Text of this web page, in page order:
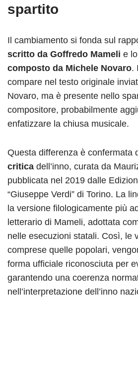
spartito
Il cambiamento si fonda sul
scritto da Goffredo Mameli e lo
composto da Michele Novaro.
compare nel testo originale
Novaro, ma è presente nello
compositore, probabilmente
enfatizzare la chiusa musicale.
Questa differenza è confermata
critica dell’inno, curata da
pubblicata nel 2019 dalle
“Giuseppe Verdi” di Torino. La
la versione filologicamente più
letterario di Mameli, adottata
nelle esecuzioni statali. Così, le
comprese quelle popolari,
forma ufficiale riconosciuta per
garantendo una coerenza
nell’interpretazione dell’inno